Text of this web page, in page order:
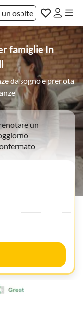
un ospite
famiglie In
da sogno e prenota
un